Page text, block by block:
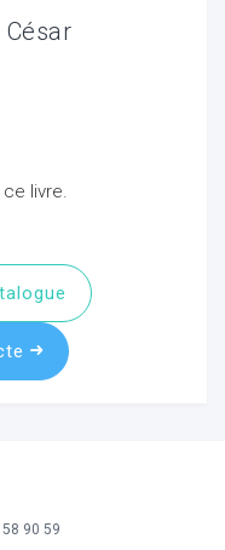
livre.
90 59